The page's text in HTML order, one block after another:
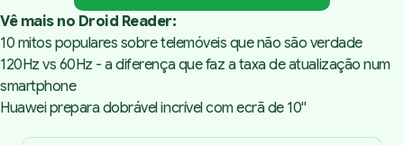
Vê mais no Droid Reader:
10 mitos populares sobre telemóveis que não são verdade
120Hz vs 60Hz - a diferença que faz a taxa de atualização num
smartphone
Huawei prepara dobrável incrível com ecrã de 10''